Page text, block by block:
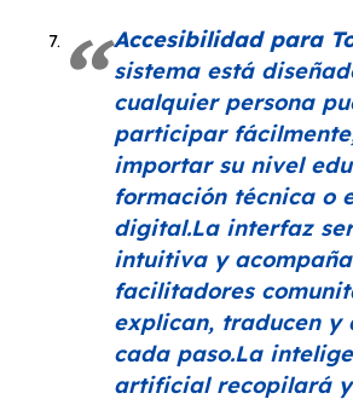
Accesibilidad para
sistema está
cualquier persona
participar
importar su nivel
formación técnica o
digital.La interfaz
intuitiva y
facilitadores
explican, traducen y
cada paso.La
artificial recopilará